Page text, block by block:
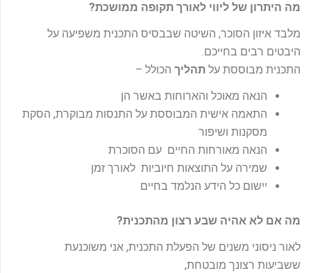
מה היתרון של ליווי לאורך תקופה ממושכת?
מלבד איזון הסוכר, השיטה שבבסיס התכנית משפיעה על
היבטים רבים בחייכם.
התכנית מבוססת על תהליך הכולל –
הנאה מאוכל והארוחות באשר הן
התאמה אישית המבוססת על התנסות מבוקרת, הסקת
מסקנות ושיפור
הנאה מאורחות החיים עם הסוכרת
שמירה על התוצאות חיוביות לאורך זמן
יישום כל הידע הנלמד בחיים
מה אם לא אהיה שבע רצון מהתכנית?
לאור ניסוני משנים של הפעלת התכנית, אני משוכנעת
ששביעות רצונך מובטחת,